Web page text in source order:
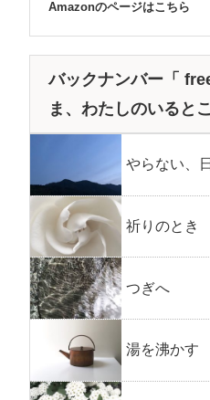
Amazonのページはこちら
バックナンバー「
ま、わたしのいると
やらない、
祈りのとき
つぎへ
湯を沸かす